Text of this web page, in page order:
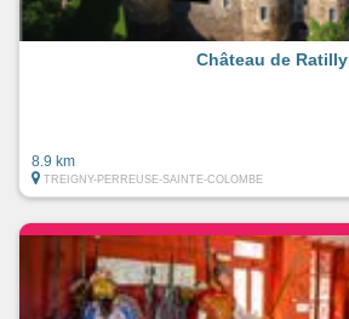
Château de Ratilly
8.9 km
TREIGNY-PERREUSE-SAINTE-COLOMBE